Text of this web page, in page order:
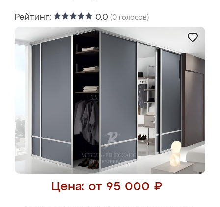
Рейтинг: 0.0 (0 голосов)
Цена: от 95 000 ₽